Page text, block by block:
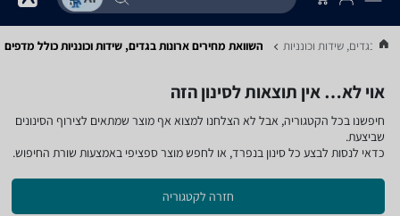
בגדים, שידות וכונניות השוואת מחירים ארונות בגדים, שידות וכונניות ‏כולל מדפים
אוי לא… אין תוצאות לסינון הזה
חיפשנו בכל הקטגוריה, אבל לא הצלחנו למצוא אף מוצר שמתאים לצירוף הסינונים
שביצעת.
כדאי לנסות לבצע כל סינון בנפרד, או לחפש מוצר ספציפי באמצעות שורת החיפוש.
חזרה לקטגוריה